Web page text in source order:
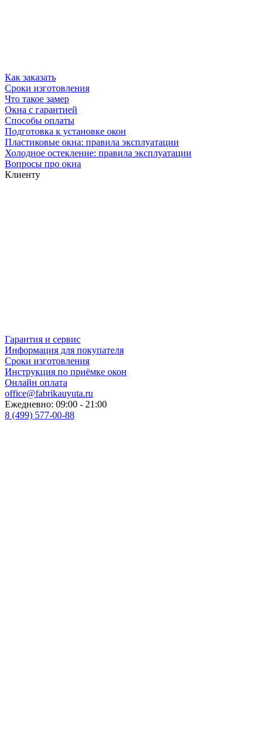
Как заказать
Сроки изготовления
Что такое замер
Окна с гарантией
Способы оплаты
Подготовка к установке окон
Пластиковые окна: правила эксплуатации
Холодное остекление: правила эксплуатации
Вопросы про окна
Клиенту
Гарантия и сервис
Информация для покупателя
Сроки изготовления
Инструкция по приёмке окон
Онлайн оплата
office@fabrikauyuta.ru
Ежедневно: 09:00 - 21:00
8 (499) 577-00-88